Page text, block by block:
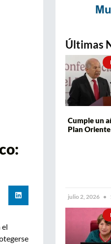
el
Últimas
Cumple un
Plan Oriente
julio 2, 2026